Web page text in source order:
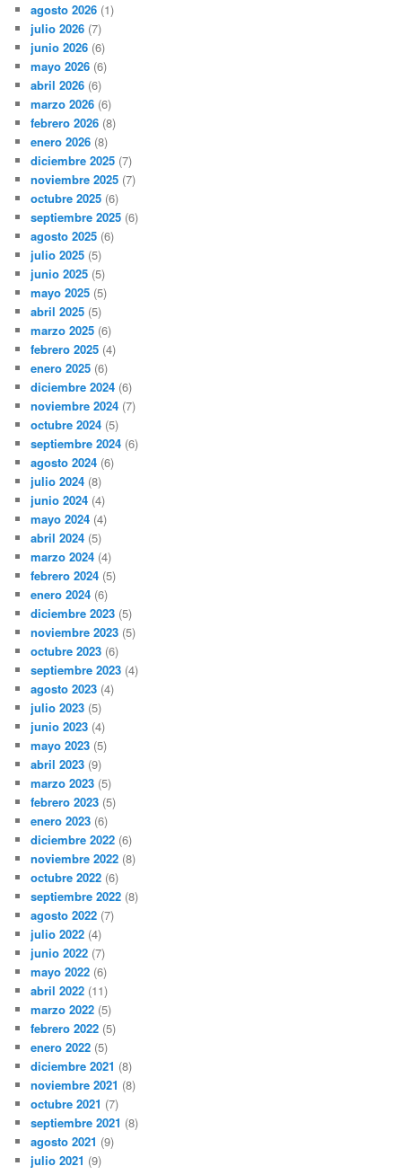
agosto 2026 (1)
julio 2026 (7)
junio 2026 (6)
mayo 2026 (6)
abril 2026 (6)
marzo 2026 (6)
febrero 2026 (8)
enero 2026 (8)
diciembre 2025 (7)
noviembre 2025 (7)
octubre 2025 (6)
septiembre 2025 (6)
agosto 2025 (6)
julio 2025 (5)
junio 2025 (5)
mayo 2025 (5)
abril 2025 (5)
marzo 2025 (6)
febrero 2025 (4)
enero 2025 (6)
diciembre 2024 (6)
noviembre 2024 (7)
octubre 2024 (5)
septiembre 2024 (6)
agosto 2024 (6)
julio 2024 (8)
junio 2024 (4)
mayo 2024 (4)
abril 2024 (5)
marzo 2024 (4)
febrero 2024 (5)
enero 2024 (6)
diciembre 2023 (5)
noviembre 2023 (5)
octubre 2023 (6)
septiembre 2023 (4)
agosto 2023 (4)
julio 2023 (5)
junio 2023 (4)
mayo 2023 (5)
abril 2023 (9)
marzo 2023 (5)
febrero 2023 (5)
enero 2023 (6)
diciembre 2022 (6)
noviembre 2022 (8)
octubre 2022 (6)
septiembre 2022 (8)
agosto 2022 (7)
julio 2022 (4)
junio 2022 (7)
mayo 2022 (6)
abril 2022 (11)
marzo 2022 (5)
febrero 2022 (5)
enero 2022 (5)
diciembre 2021 (8)
noviembre 2021 (8)
octubre 2021 (7)
septiembre 2021 (8)
agosto 2021 (9)
julio 2021 (9)